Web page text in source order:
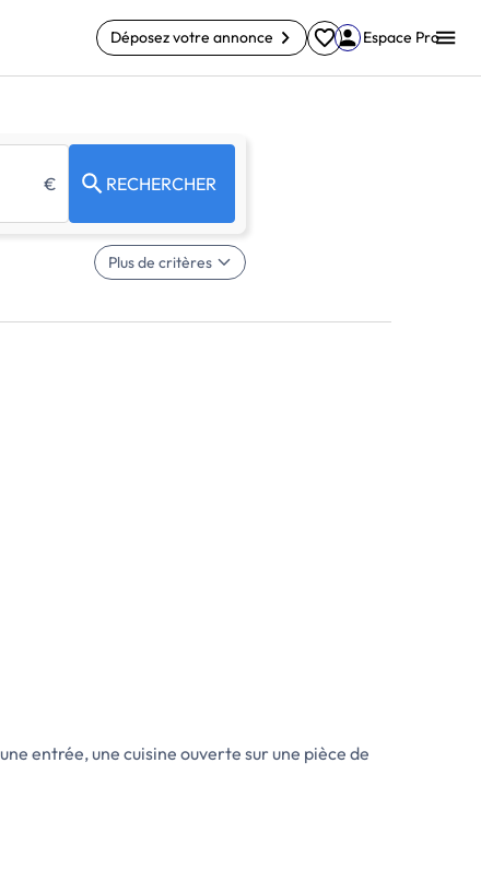
Déposez votre annonce Espace Pro
€ RECHERCHER
Plus de critères
entrée, une cuisine ouverte sur une pièce de